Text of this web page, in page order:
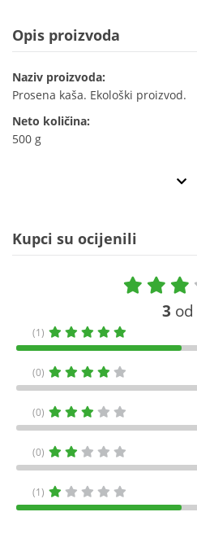
Opis proizvoda
Naziv proizvoda:
Prosena kaša. Ekološki proizvod.
Neto količina:
500 g
Kupci su ocijenili
3 od
(1)
(0)
(0)
(0)
(1)